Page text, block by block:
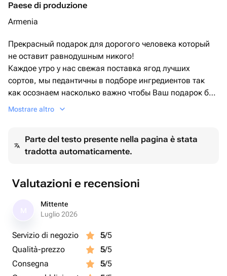
Paese di produzione
Armenia
Прекрасный подарок для дорогого человека который
не оставит равнодушным никого!
Каждое утро у нас свежая поставка ягод лучших
сортов, мы педантичны в подборе ингредиентов так
как осознаем насколько важно чтобы Ваш подарок был
лучшим по всем критериям и создавал только ВАУ
Mostrare altro
Parte del testo presente nella pagina è stata
tradotta automaticamente.
Valutazioni e recensioni
Mittente
Luglio 2026
Servizio di negozio 5/5
Qualità-prezzo
5/5
Consegna
5/5